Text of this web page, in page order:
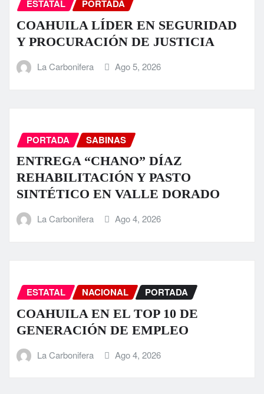
ESTATAL PORTADA
COAHUILA LÍDER EN SEGURIDAD
Y PROCURACIÓN DE JUSTICIA
La Carbonifera Ago 5, 2026
PORTADA SABINAS
ENTREGA “CHANO” DÍAZ
REHABILITACIÓN Y PASTO
SINTÉTICO EN VALLE DORADO
La Carbonifera Ago 4, 2026
ESTATAL NACIONAL PORTADA
COAHUILA EN EL TOP 10 DE
GENERACIÓN DE EMPLEO
La Carbonifera Ago 4, 2026